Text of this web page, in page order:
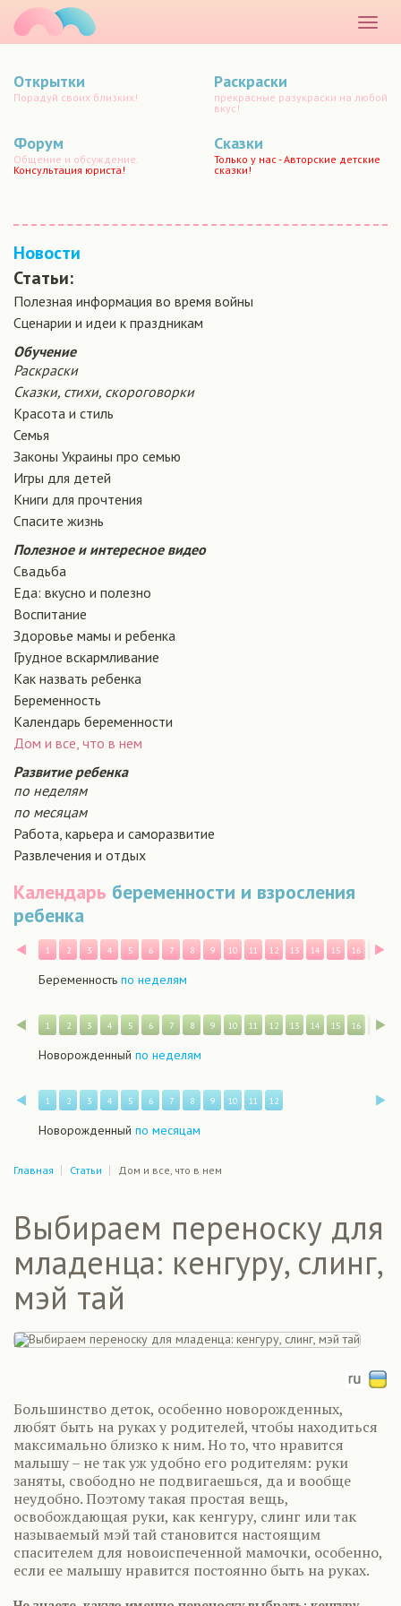
меню
Открытки
Порадуй своих близких!
Раскраски
прекрасные разукраски на любой
вкус!
Форум
Общение и обсуждение.
Консультация юриста!
Сказки
Только у нас - Авторские детские
сказки!
Новости
Статьи:
Полезная информация во время войны
Сценарии и идеи к праздникам
Обучение
Раскраски
Сказки, стихи, скороговорки
Красота и стиль
Семья
Законы Украины про семью
Игры для детей
Книги для прочтения
Спасите жизнь
Полезное и интересное видео
Свадьба
Еда: вкусно и полезно
Воспитание
Здоровье мамы и ребенка
Грудное вскармливание
Как назвать ребенка
Беременность
Календарь беременности
Дом и все, что в нем
Развитие ребенка
по неделям
по месяцам
Работа, карьера и саморазвитие
Развлечения и отдых
Календарь беременности и взросления
ребенка
Назад
1 2 3 4 5 6 7 8 9 10 11 12 13 14 15 16 17
Беременность по неделям
Назад
1 2 3 4 5 6 7 8 9 10 11 12 13 14 15 16 17
Новорожденный по неделям
Назад
1 2 3 4 5 6 7 8 9 10 11 12
Новорожденный по месяцам
Главная Статьи Дом и все, что в нем
Выбираем переноску для
младенца: кенгуру, слинг,
мэй тай
Большинство деток, особенно новорожденных,
любят быть на руках у родителей, чтобы находиться
максимально близко к ним. Но то, что нравится
малышу – не так уж удобно его родителям: руки
заняты, свободно не подвигаешься, да и вообще
неудобно. Поэтому такая простая вещь,
освобождающая руки, как кенгуру, слинг или так
называемый мэй тай становится настоящим
спасителем для новоиспеченной мамочки, особенно,
если ее малышу нравится постоянно быть на руках.